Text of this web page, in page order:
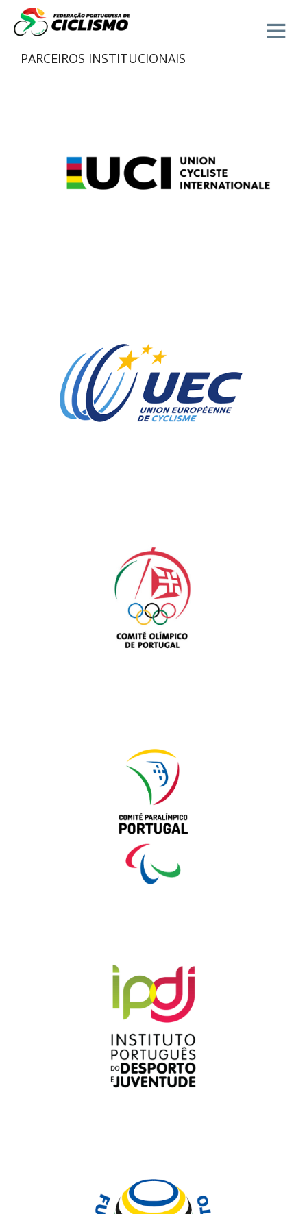
Close
PARCEIROS INSTITUCIONAIS